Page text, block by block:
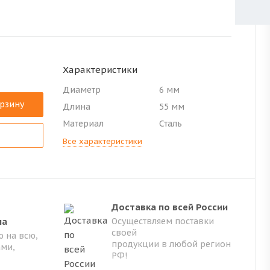
Характеристики
Диаметр
6 мм
Длина
55 мм
Материал
Сталь
Все характеристики
на всю,
Доставка по всей России
Осуществляем поставки
своей
продукции в любой регион
РФ!